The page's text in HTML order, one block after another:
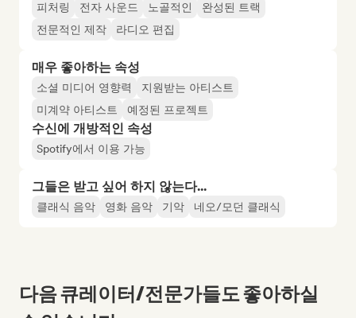
피처링 전자 사운드 노골적인
완성된 트랙
전문적인 제작
라디오 편집
매우 좋아하는 속성
소셜 미디어 영향력
지원받는 아티스트
미계약 아티스트
예정된 프로젝트
수신에 개방적인 속성
Spotify에서 이용 가능
그들은 받고 싶어 하지 않는다...
클래식 음악 영화 음악 기악 네오/모던 클래식
다음 큐레이터/전문가들도 좋아하실